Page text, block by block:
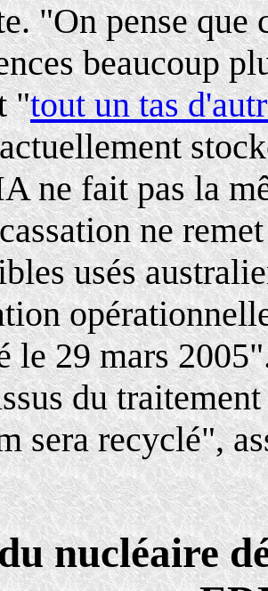
"On pense que
beaucoup
"tout un tas
ne fait pas la
ne
usés
le 29 mars
du
sera recyclé",
nucléaire